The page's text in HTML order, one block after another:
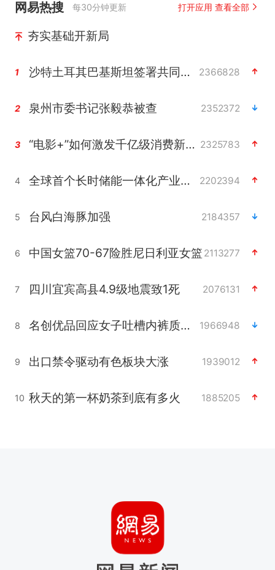
网易热搜 每30分钟更新 打开应用 查看全部
夯实基础开新局
1 沙特土耳其巴基斯坦签署共同防务协议 2366828
2 泉州市委书记张毅恭被查 2352372
3 “电影+”如何激发千亿级消费新活力？ 2325783
4 全球首个长时储能一体化产业园量产 2202394
5 台风白海豚加强 2184357
6 中国女篮70-67险胜尼日利亚女篮 2113277
7 四川宜宾高县4.9级地震致1死 2076131
8 名创优品回应女子吐槽内裤质量差 1966948
9 出口禁令驱动有色板块大涨 1939012
10 秋天的第一杯奶茶到底有多火 1885205